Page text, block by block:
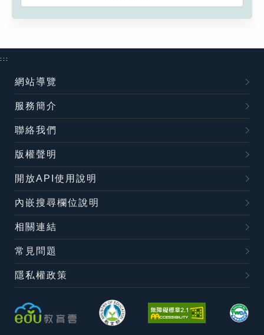
:::
網站導覽
服務簡介
聯絡我們
版權聲明
開放API使用說明
內嵌搜尋欄位說明
相關連結
常見問題
隱私權政策